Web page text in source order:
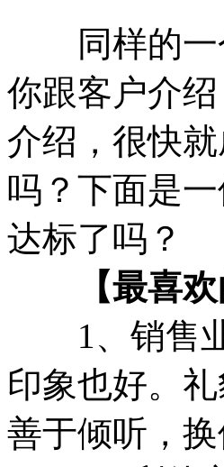
同样的一
你跟客户介
介绍，很快
吗？下面是
达标了吗？
【最喜欢
1、销售业
印象也好。
善于倾听，